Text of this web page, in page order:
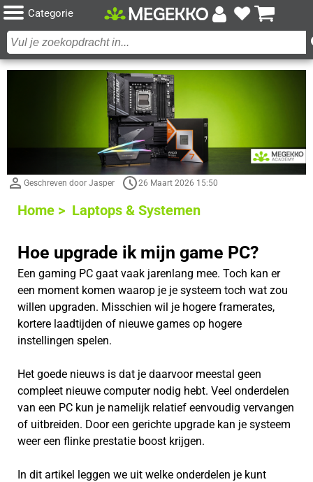
Categorie
Geschreven door Jasper 26 Maart 2026 15:50
Home > Laptops & Systemen
Hoe upgrade ik mijn game PC?
Een gaming PC gaat vaak jarenlang mee. Toch kan er
een moment komen waarop je je systeem toch wat zou
willen upgraden. Misschien wil je hogere framerates,
kortere laadtijden of nieuwe games op hogere
instellingen spelen.
Het goede nieuws is dat je daarvoor meestal geen
compleet nieuwe computer nodig hebt. Veel onderdelen
van een PC kun je namelijk relatief eenvoudig vervangen
of uitbreiden. Door een gerichte upgrade kan je systeem
weer een flinke prestatie boost krijgen.
In dit artikel leggen we uit welke onderdelen je kunt